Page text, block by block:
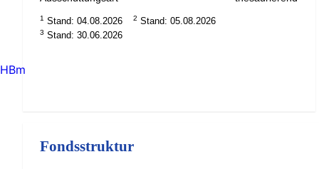
1 Stand: 04.08.2026 2 Stand: 05.08.2026
3 Stand: 30.06.2026
Fondsstruktur
HBm